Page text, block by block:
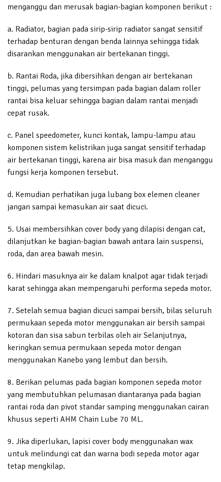
menganggu dan merusak bagian-bagian komponen berikut :
a. Radiator, bagian pada sirip-sirip radiator sangat sensitif
terhadap benturan dengan benda lainnya sehingga tidak
disarankan menggunakan air bertekanan tinggi.
b. Rantai Roda, jika dibersihkan dengan air bertekanan
tinggi, pelumas yang tersimpan pada bagian dalam roller
rantai bisa keluar sehingga bagian dalam rantai menjadi
cepat rusak.
c. Panel speedometer, kunci kontak, lampu-lampu atau
komponen sistem kelistrikan juga sangat sensitif terhadap
air bertekanan tinggi, karena air bisa masuk dan menganggu
fungsi kerja komponen tersebut.
d. Kemudian perhatikan juga lubang box elemen cleaner
jangan sampai kemasukan air saat dicuci.
5. Usai membersihkan cover body yang dilapisi dengan cat,
dilanjutkan ke bagian-bagian bawah antara lain suspensi,
roda, dan area bawah mesin.
6. Hindari masuknya air ke dalam knalpot agar tidak terjadi
karat sehingga akan mempengaruhi performa sepeda motor.
7. Setelah semua bagian dicuci sampai bersih, bilas seluruh
permukaan sepeda motor menggunakan air bersih sampai
kotoran dan sisa sabun terbilas oleh air Selanjutnya,
keringkan semua permukaan sepeda motor dengan
menggunakan Kanebo yang lembut dan bersih.
8. Berikan pelumas pada bagian komponen sepeda motor
yang membutuhkan pelumasan diantaranya pada bagian
rantai roda dan pivot standar samping menggunakan cairan
khusus seperti AHM Chain Lube 70 ML.
9. Jika diperlukan, lapisi cover body menggunakan wax
untuk melindungi cat dan warna bodi sepeda motor agar
tetap mengkilap.